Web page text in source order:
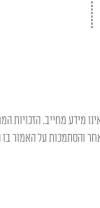
מידע מחייב. הזכויות
והסתמכות על האמור